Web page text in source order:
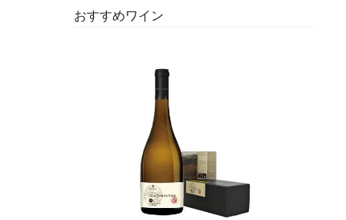
おすすめワイン